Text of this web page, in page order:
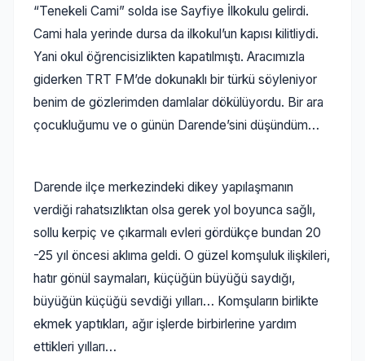
“Tenekeli Cami” solda ise Sayfiye İlkokulu gelirdi.
Cami hala yerinde dursa da ilkokul’un kapısı kilitliydi.
Yani okul öğrencisizlikten kapatılmıştı. Aracımızla
giderken TRT FM’de dokunaklı bir türkü söyleniyor
benim de gözlerimden damlalar dökülüyordu. Bir ara
çocukluğumu ve o günün Darende’sini düşündüm…
Darende ilçe merkezindeki dikey yapılaşmanın
verdiği rahatsızlıktan olsa gerek yol boyunca sağlı,
sollu kerpiç ve çıkarmalı evleri gördükçe bundan 20
-25 yıl öncesi aklıma geldi. O güzel komşuluk ilişkileri,
hatır gönül saymaları, küçüğün büyüğü saydığı,
büyüğün küçüğü sevdiği yılları… Komşuların birlikte
ekmek yaptıkları, ağır işlerde birbirlerine yardım
ettikleri yılları…